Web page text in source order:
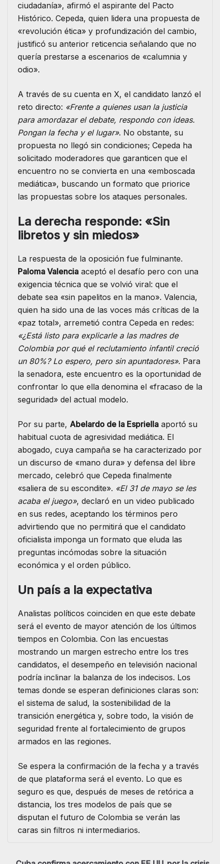
ciudadanía», afirmó el aspirante del Pacto
Histórico. Cepeda, quien lidera una propuesta de
«revolución ética» y profundización del cambio,
justificó su anterior reticencia señalando que no
quería prestarse a escenarios de «calumnia y
odio».
A través de su cuenta en X, el candidato lanzó el
reto directo: «Frente a quienes usan la justicia
para amordazar el debate, respondo con ideas.
Pongan la fecha y el lugar». No obstante, su
propuesta no llegó sin condiciones; Cepeda ha
solicitado moderadores que garanticen que el
encuentro no se convierta en una «emboscada
mediática», buscando un formato que priorice
las propuestas sobre los ataques personales.
La derecha responde: «Sin
libretos y sin miedos»
La respuesta de la oposición fue fulminante.
Paloma Valencia aceptó el desafío pero con una
exigencia técnica que se volvió viral: que el
debate sea «sin papelitos en la mano». Valencia,
quien ha sido una de las voces más críticas de la
«paz total», arremetió contra Cepeda en redes:
«¿Está listo para explicarle a las madres de
Colombia por qué el reclutamiento infantil creció
un 80%? Lo espero, pero sin apuntadores». Para
la senadora, este encuentro es la oportunidad de
confrontar lo que ella denomina el «fracaso de la
seguridad» del actual modelo.
Por su parte, Abelardo de la Espriella aportó su
habitual cuota de agresividad mediática. El
abogado, cuya campaña se ha caracterizado por
un discurso de «mano dura» y defensa del libre
mercado, celebró que Cepeda finalmente
«saliera de su escondite». «El 31 de mayo se les
acaba el juego», declaró en un video publicado
en sus redes, aceptando los términos pero
advirtiendo que no permitirá que el candidato
oficialista imponga un formato que eluda las
preguntas incómodas sobre la situación
económica y el orden público.
Un país a la expectativa
Analistas políticos coinciden en que este debate
será el evento de mayor atención de los últimos
tiempos en Colombia. Con las encuestas
mostrando un margen estrecho entre los tres
candidatos, el desempeño en televisión nacional
podría inclinar la balanza de los indecisos. Los
temas donde se esperan definiciones claras son:
el sistema de salud, la sostenibilidad de la
transición energética y, sobre todo, la visión de
seguridad frente al fortalecimiento de grupos
armados en las regiones.
Se espera la confirmación de la fecha y a través
de que plataforma será el evento. Lo que es
seguro es que, después de meses de retórica a
distancia, los tres modelos de país que se
disputan el futuro de Colombia se verán las
caras sin filtros ni intermediarios.